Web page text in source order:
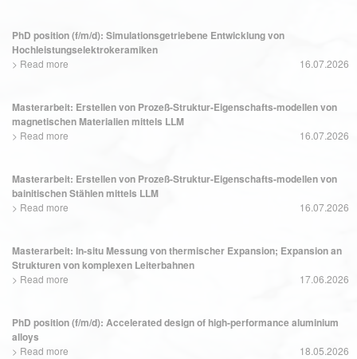
PhD position (f/m/d): Simulationsgetriebene Entwicklung von
Hochleistungselektrokeramiken
> Read more 16.07.2026
Masterarbeit: Erstellen von Prozeß-Struktur-Eigenschafts-modellen von
magnetischen Materialien mittels LLM
> Read more 16.07.2026
Masterarbeit: Erstellen von Prozeß-Struktur-Eigenschafts-modellen von
bainitischen Stählen mittels LLM
> Read more 16.07.2026
Masterarbeit: In-situ Messung von thermischer Expansion; Expansion an
Strukturen von komplexen Leiterbahnen
> Read more 17.06.2026
PhD position (f/m/d): Accelerated design of high-performance aluminium
alloys
> Read more 18.05.2026